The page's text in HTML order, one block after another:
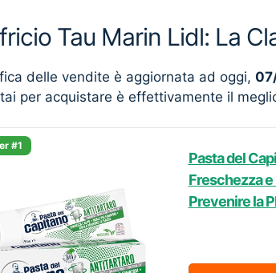
Tau Marin Lidl: La
delle vendite è aggiornata ad oggi,
per acquistare è effettivamente il
#1
Pasta del
Freschezza e
Prevenire la